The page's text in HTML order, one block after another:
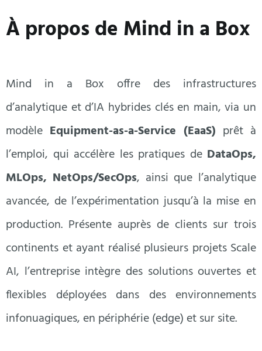
À propos de Mind in a Box
Mind in a Box offre des infrastructures
d’analytique et d’IA hybrides clés en main, via un
modèle Equipment-as-a-Service (EaaS) prêt à
l’emploi, qui accélère les pratiques de DataOps,
MLOps, NetOps/SecOps, ainsi que l’analytique
avancée, de l’expérimentation jusqu’à la mise en
production. Présente auprès de clients sur trois
continents et ayant réalisé plusieurs projets Scale
AI, l’entreprise intègre des solutions ouvertes et
flexibles déployées dans des environnements
infonuagiques, en périphérie (edge) et sur site.